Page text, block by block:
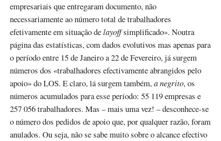
empresariais que entregaram documento, não
necessariamente ao número total de trabalhadores
efetivamente em situação delayoffsimplificado». Noutra
página das estatísticas, com dados evolutivos mas apenas para
o período entre 15 de Janeiro a 22 de Fevereiro, já surgem
números dos «trabalhadores efectivamente abrangidos pelo
apoio» do LOS. E claro, lá surgem também,a negrito, os
números acumulados para esse período: 55 119 empresas e
257 056 trabalhadores. Mas – mais uma vez! – desconhece-se
o número dos pedidos de apoio que, por qualquer razão, foram
anulados. Ou seja, não se sabe muito sobre o alcance efectivo